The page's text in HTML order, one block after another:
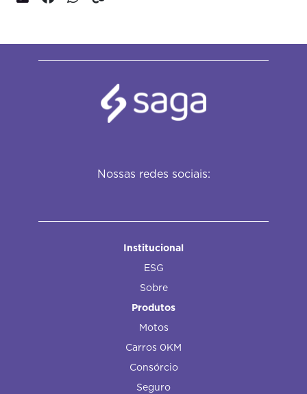
Nossas redes sociais:
Institucional
ESG
Sobre
Produtos
Motos
Carros 0KM
Consórcio
Seguro